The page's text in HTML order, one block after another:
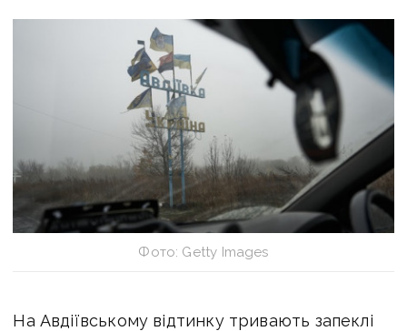
Фото: Getty Images
На Авдіївському відтинку тривають запеклі